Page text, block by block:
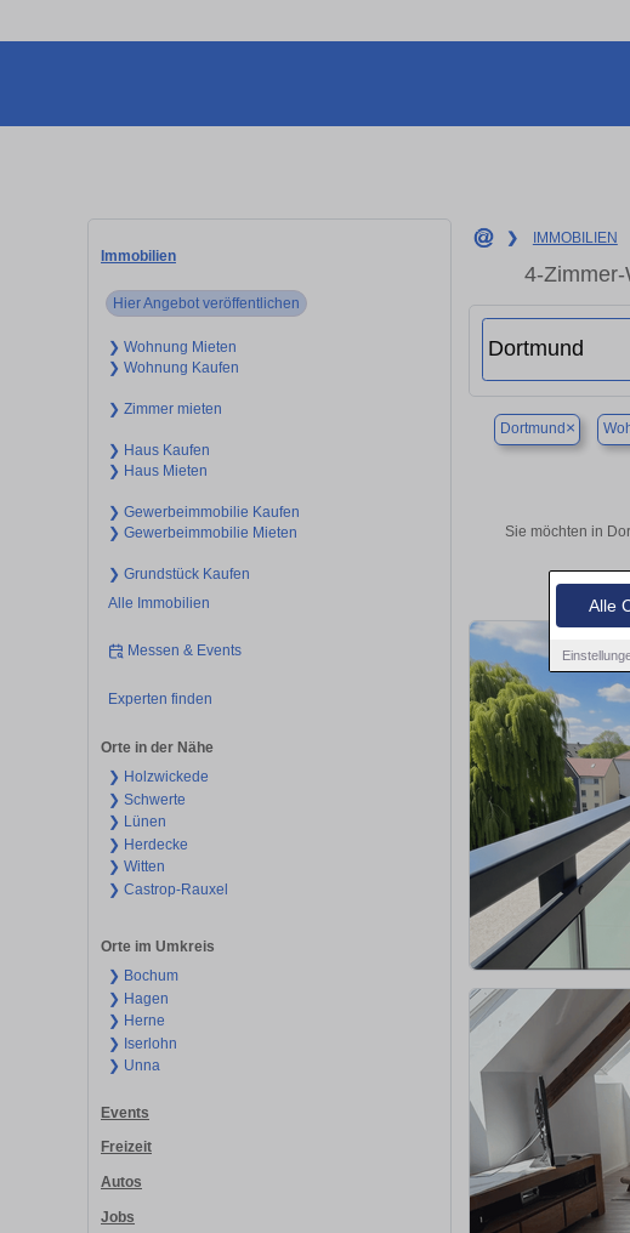
Alle
Immobilien
Hier Angebot veröffentlichen
❯ Wohnung Mieten
❯ Wohnung Kaufen
❯ Zimmer mieten
❯ Haus Kaufen
❯ Haus Mieten
❯ Gewerbeimmobilie Kaufen
❯ Gewerbeimmobilie Mieten
❯ Grundstück Kaufen
Alle Immobilien
Messen & Events
Experten finden
Orte in der Nähe
❯ Holzwickede
❯ Schwerte
❯ Lünen
❯ Herdecke
❯ Witten
❯ Castrop-Rauxel
Orte im Umkreis
❯ Bochum
❯ Hagen
❯ Herne
❯ Iserlohn
❯ Unna
Events
Freizeit
Autos
Jobs
❯ IMMOBILIEN
4-
Dortmund ×
Sie möchten in